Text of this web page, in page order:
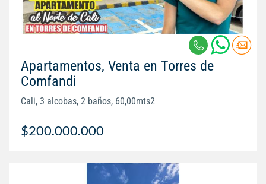
Apartamentos, Venta en Torres de
Comfandi
Cali, 3 alcobas, 2 baños, 60,00mts2
$200.000.000